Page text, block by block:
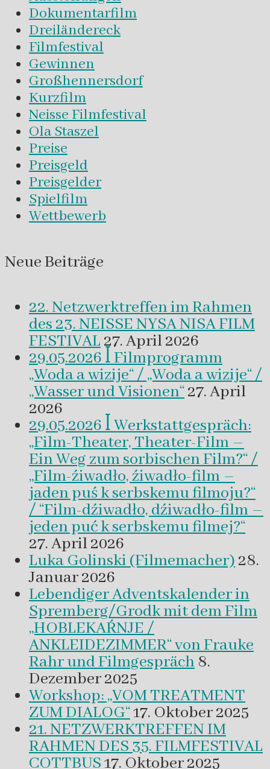
Dokumentarfilm
Dreiländereck
Filmfestival
Gewinnen
Großhennersdorf
Kurzfilm
Neisse Filmfestival
Ola Staszel
Preise
Preisgeld
Preisgelder
Spielfilm
Wettbewerb
Neue Beiträge
22. Netzwerktreffen im Rahmen
des 23. NEISSE NYSA NISA FILM
FESTIVAL27. April 2026
29.05.2026 ꟾ Filmprogramm
„Woda a wizije“ / „Woda a wizije“ /
„Wasser und Visionen“27. April
2026
29.05.2026 ꟾ Werkstattgespräch:
„Film-Theater, Theater-Film –
Ein Weg zum sorbischen Film?“ /
„Film-źiwadło, źiwadło-film –
jaden puś k serbskemu filmoju?“
/ “Film-dźiwadło, dźiwadło-film –
jeden puć k serbskemu filmej?“
27. April 2026
Luka Golinski (Filmemacher)28.
Januar 2026
Lebendiger Adventskalender in
Spremberg/Grodk mit dem Film
„HOBLEKAŔNJE /
ANKLEIDEZIMMER“ von Frauke
Rahr und Filmgespräch 8.
Dezember 2025
Workshop: „VOM TREATMENT
ZUM DIALOG“17. Oktober 2025
21. NETZWERKTREFFEN IM
RAHMEN DES 35. FILMFESTIVAL
COTTBUS17. Oktober 2025